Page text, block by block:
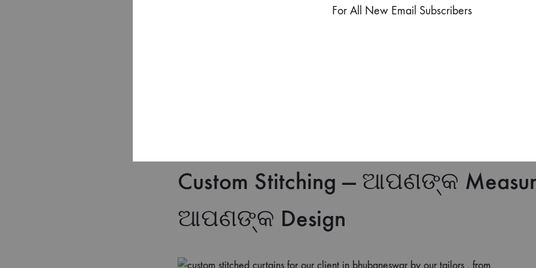
Custom Stitching — ଆପଣଙ୍କ
ଆପଣଙ୍କ Design
For All New Email Subscribers